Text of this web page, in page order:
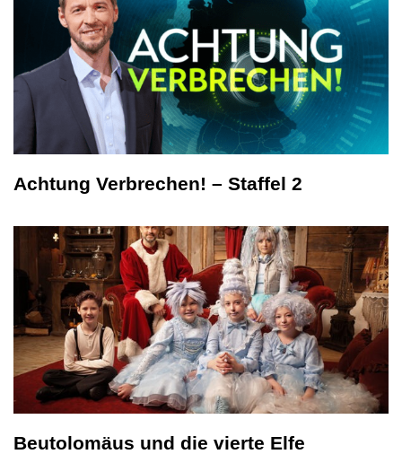
Achtung Verbrechen! – Staffel 2
Beutolomäus und die vierte Elfe